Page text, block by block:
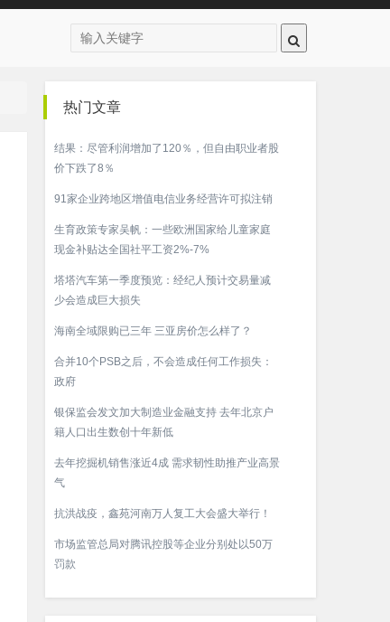
热门文章
结果：尽管利润增加了120％，但自由职业者股
价下跌了8％
91家企业跨地区增值电信业务经营许可拟注销
生育政策专家吴帆：一些欧洲国家给儿童家庭
现金补贴达全国社平工资2%-7%
塔塔汽车第一季度预览：经纪人预计交易量减
少会造成巨大损失
海南全域限购已三年 三亚房价怎么样了？
合并10个PSB之后，不会造成任何工作损失：
政府
银保监会发文加大制造业金融支持 去年北京户
籍人口出生数创十年新低
去年挖掘机销售涨近4成 需求韧性助推产业高景
气
抗洪战疫，鑫苑河南万人复工大会盛大举行！
市场监管总局对腾讯控股等企业分别处以50万
罚款